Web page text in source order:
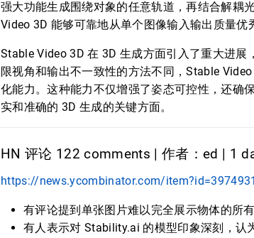
强大功能生成围绕对象的任意轨道，再结合解耦
Video 3D 能够可靠地从单个图像输入输出质量优
Stable Video 3D 在 3D 生成方面引入了重大进
限视角和输出不一致性的方法不同，Stable
化能力。这种能力不仅增强了姿态可控性，还确
实和准确的 3D 生成的关键方面。
HN 评论 122 comments | 作者：ed | 1
https://news.ycombinator.com/
有评论提到单张图片难以完全展示物体的所
有人表示对 Stability.ai 的模型印象深刻，认